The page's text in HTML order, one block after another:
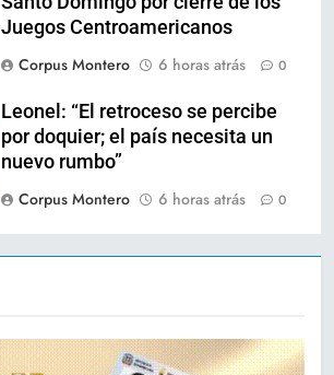
Juegos Centroamericanos
Corpus Montero
6 horas atrás 0
Leonel: “El retroceso se percibe
por doquier; el país necesita un
nuevo rumbo”
Corpus Montero
6 horas atrás 0